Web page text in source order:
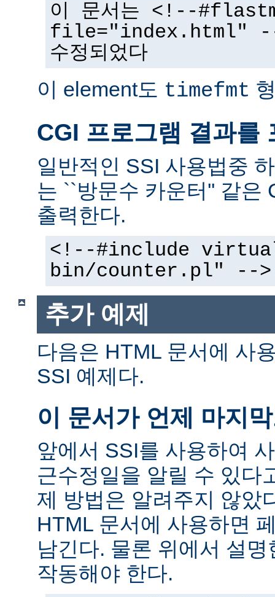
이 문서는 <!--
file="index.html" --
수정되었다
이 element도 timefmt
CGI 프로그램 결과를
일반적인 SSI 사용법중
는 ``방문수 카운터'' 같은
출력한다.
<!--#include
bin/counter.pl" -->
추가 예제
다음은 HTML 문서에 사
SSI 예제다.
이 문서가 언제 마지
앞에서 SSI를 사용하여
근수정일을 알릴 수 있다
제 방법은 알려주지 않았
HTML 문서에 사용하면
남긴다. 물론 위에서 설
작동해야 한다.